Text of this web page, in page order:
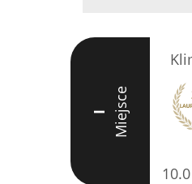
I Miejsce
10.0